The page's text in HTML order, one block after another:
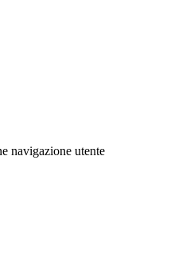
navigazione utente